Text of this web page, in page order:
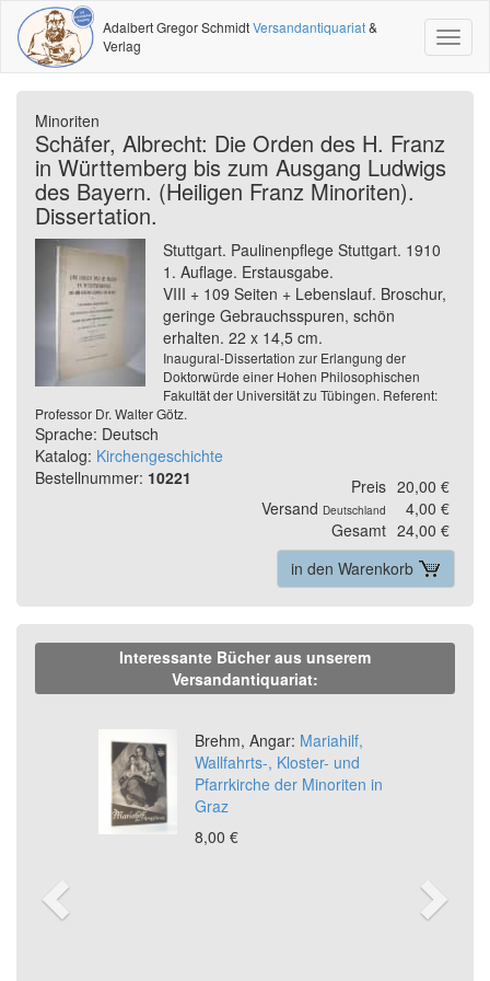
Adalbert Gregor SchmidtVersandantiquariat&
Verlag
Minoriten
Schäfer, Albrecht: Die Orden des H. Franz
in Württemberg bis zum Ausgang Ludwigs
des Bayern. (Heiligen Franz Minoriten).
Dissertation.
Stuttgart. Paulinenpflege Stuttgart. 1910
1. Auflage. Erstausgabe.
VIII + 109 Seiten + Lebenslauf. Broschur,
geringe Gebrauchsspuren, schön
erhalten. 22 x 14,5 cm.
Inaugural-Dissertation zur Erlangung der
Doktorwürde einer Hohen Philosophischen
Fakultät der Universität zu Tübingen. Referent:
Professor Dr. Walter Götz.
Sprache: Deutsch
Katalog: Kirchengeschichte
Bestellnummer: 10221 Preis 20,00 €
Versand Deutschland
4,00 €
Gesamt 24,00 €
in den Warenkorb
Interessante Bücher aus unserem
Versandantiquariat:
Brehm, Angar: Mariahilf,
Wallfahrts-, Kloster- und
Pfarrkirche der Minoriten in
Graz
8,00 €
Previous